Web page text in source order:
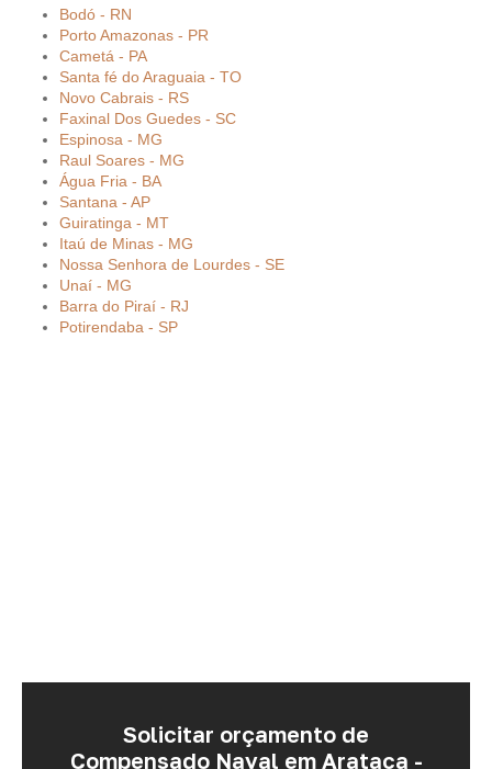
Bodó - RN
Porto Amazonas - PR
Cametá - PA
Santa fé do Araguaia - TO
Novo Cabrais - RS
Faxinal Dos Guedes - SC
Espinosa - MG
Raul Soares - MG
Água Fria - BA
Santana - AP
Guiratinga - MT
Itaú de Minas - MG
Nossa Senhora de Lourdes - SE
Unaí - MG
Barra do Piraí - RJ
Potirendaba - SP
Solicitar orçamento de
Compensado Naval em Arataca -